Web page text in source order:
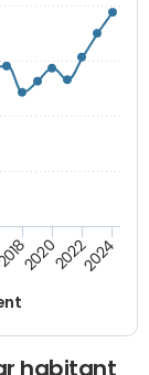
202020222024
habitant